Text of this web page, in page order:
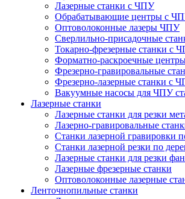
Лазерные станки с ЧПУ
Обрабатывающие центры с
Оптоволоконные лазеры ЧПУ
Сверлильно-присадочные
Токарно-фрезерные станки с
Форматно-раскроечные
Фрезерно-гравировальные
Фрезерно-лазерные станки с
Вакуумные насосы для ЧПУ
Лазерные станки
Лазерные станки для резки
Лазерно-гравировальные
Станки лазерной гравировки
Станки лазерной резки по
Лазерные станки для резки
Лазерные фрезерные станки
Оптоволоконные лазерные
Ленточнопильные станки